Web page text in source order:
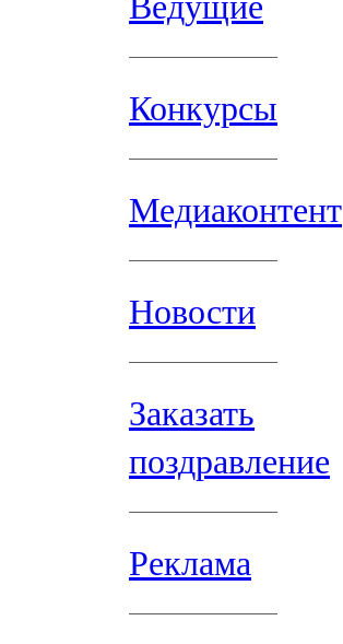
Конкурсы
Медиаконтент
Новости
Заказать
поздравление
Реклама